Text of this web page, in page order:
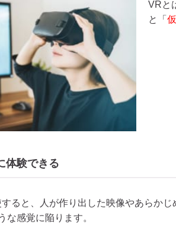
VRと
と「
体験できる
ると、人が作り出した映像やあらか
な感覚に陥ります。